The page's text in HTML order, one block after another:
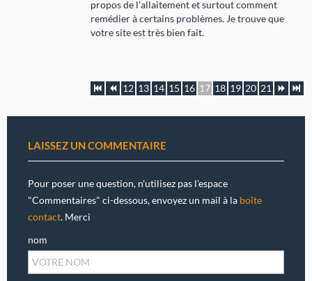
propos de l'allaitement et surtout comment
remédier à certains problèmes. Je trouve que
votre site est très bien fait.
12 13 14 15 16 17 18 19 20 21
LAISSEZ UN COMMENTAIRE
Pour poser une question, n'utilisez pas l'espace
"Commentaires" ci-dessous, envoyez un mail à la boîte
contact. Merci
nom